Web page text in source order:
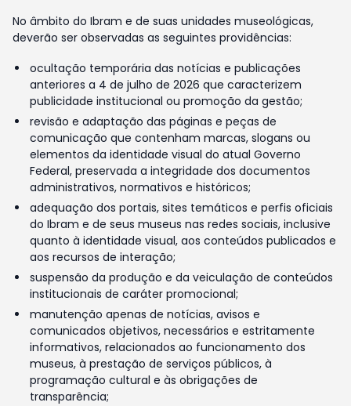
No âmbito do Ibram e de suas unidades museológicas,
deverão ser observadas as seguintes providências:
ocultação temporária das notícias e publicações
anteriores a 4 de julho de 2026 que caracterizem
publicidade institucional ou promoção da gestão;
revisão e adaptação das páginas e peças de
comunicação que contenham marcas, slogans ou
elementos da identidade visual do atual Governo
Federal, preservada a integridade dos documentos
administrativos, normativos e históricos;
adequação dos portais, sites temáticos e perfis oficiais
do Ibram e de seus museus nas redes sociais, inclusive
quanto à identidade visual, aos conteúdos publicados e
aos recursos de interação;
suspensão da produção e da veiculação de conteúdos
institucionais de caráter promocional;
manutenção apenas de notícias, avisos e
comunicados objetivos, necessários e estritamente
informativos, relacionados ao funcionamento dos
museus, à prestação de serviços públicos, à
programação cultural e às obrigações de
transparência;